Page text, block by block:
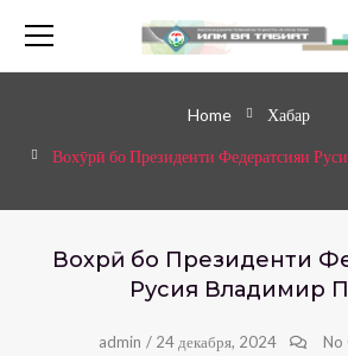
Home Хабар
Вохӯрӣ бо Президенти Федератсияи
Вохӯрӣ бо Президенти
Русия Владимир
admin / 24 декабря, 2024 No